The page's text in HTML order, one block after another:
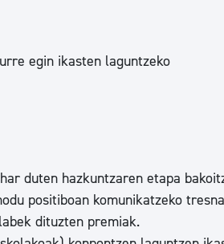
egin ikasten laguntzeko
duten hazkuntzaren etapa
positiboan komunikatzeko
dituzten premiak.